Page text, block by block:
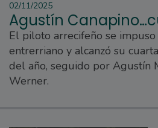
02/11/2025
Agustín
El piloto arrecifeño se
entrerriano y alcanzó su
del año, seguido por Agustín
Werner.